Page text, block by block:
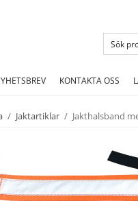
KONTAKTA OSS
/ Jaktartiklar / Jakthalsband